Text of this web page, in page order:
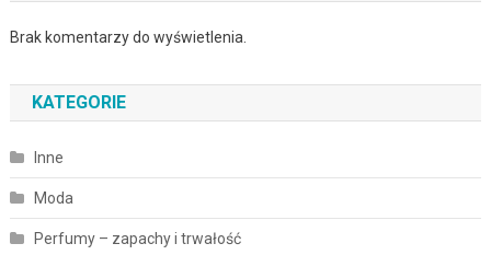
Brak komentarzy do wyświetlenia.
KATEGORIE
Inne
Moda
Perfumy – zapachy i trwałość